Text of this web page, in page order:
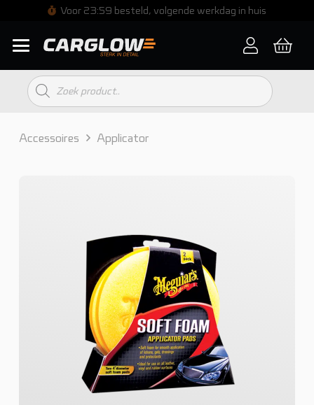
Voor 23:59 besteld, volgende werkdag in huis
Producten
zoeken
Accessoires Applicator